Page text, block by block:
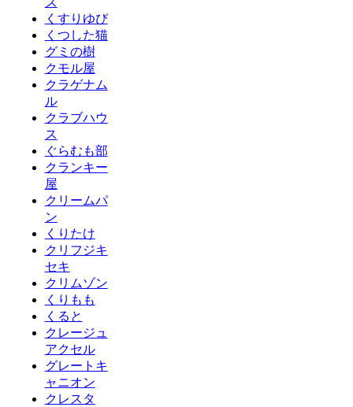
くすりゆび
くつした猫
グミの樹
クモル屋
クラゲナム
ル
クラブハウ
ス
ぐらむも部
クランキー
屋
クリームパ
ン
くりたけ
クリフジキ
セキ
クリムゾン
くりもも
くると
クレージュ
アクセル
グレートキ
ャニオン
クレスタ